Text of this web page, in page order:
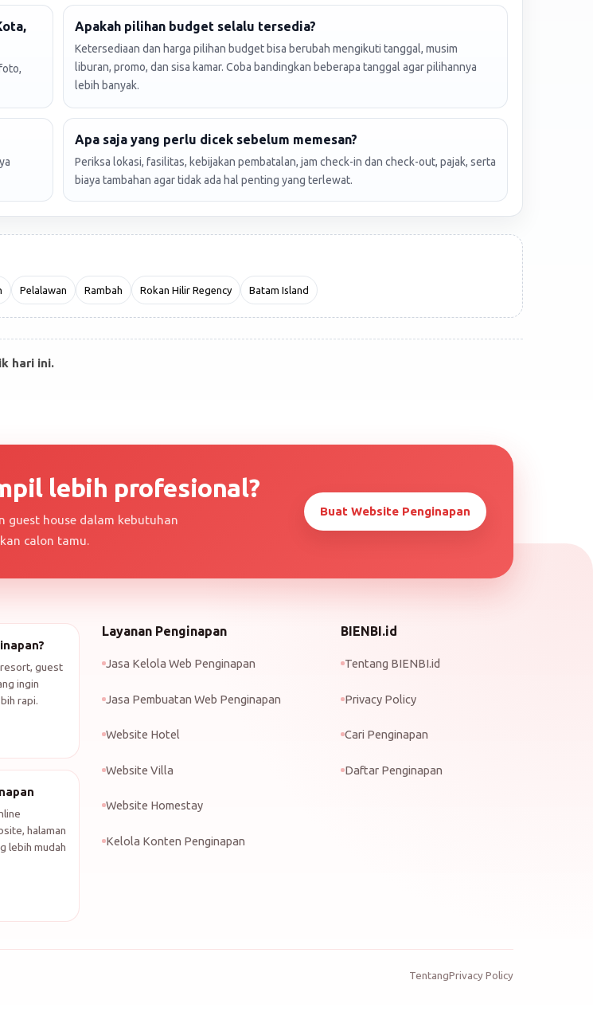
Apakah pilihan budget selalu tersedia?
Ketersediaan dan harga pilihan budget bisa berubah mengikuti tanggal, musim
liburan, promo, dan sisa kamar. Coba bandingkan beberapa tanggal agar pilihannya
lebih banyak.
Apa saja yang perlu dicek sebelum memesan?
Periksa lokasi, fasilitas, kebijakan pembatalan, jam check-in dan check-out, pajak, serta
biaya tambahan agar tidak ada hal penting yang terlewat.
Pelalawan Rambah Rokan Hilir Regency Batam Island
hari ini.
lebih profesional?
guest house dalam kebutuhan
calon tamu.
Buat Website Penginapan
guest
ingin
rapi.
halaman
lebih mudah
Layanan Penginapan
Jasa Kelola Web Penginapan
Jasa Pembuatan Web Penginapan
Website Hotel
Website Villa
Website Homestay
Kelola Konten Penginapan
BIENBI.id
Tentang BIENBI.id
Privacy Policy
Cari Penginapan
Daftar Penginapan
TentangPrivacy Policy